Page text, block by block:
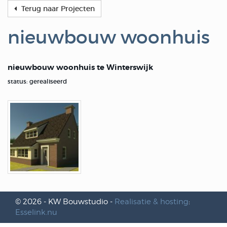
Terug naar Projecten
nieuwbouw woonhuis
nieuwbouw woonhuis te Winterswijk
status: gerealiseerd
© 2026 - KW Bouwstudio - Realisatie & hosting:
Esselink.nu